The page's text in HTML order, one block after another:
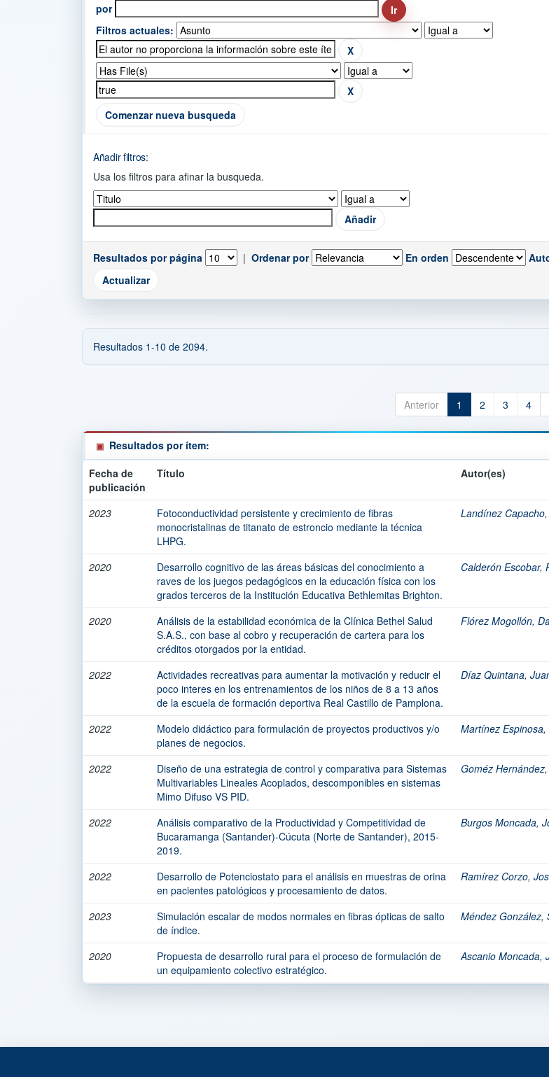
por
Filtros actuales:
Comenzar nueva busqueda
Añadir filtros:
Usa los filtros para afinar la busqueda.
Resultados por página | Ordenar por En orden
Resultados 1-10 de 2094.
Anterior 1 2 3 4
Resultados por ítem:
Fecha de
publicación
Título Autor(es)
2023
Fotoconductividad persistente y crecimiento de fibras
monocristalinas de titanato de estroncio mediante la técnica
LHPG.
Landínez
2020
Desarrollo cognitivo de las áreas básicas del conocimiento a
raves de los juegos pedagógicos en la educación física con los
grados terceros de la Institución Educativa Bethlemitas Brighton.
Calderón Escobar,
2020
Análisis de la estabilidad económica de la Clínica Bethel Salud
S.A.S., con base al cobro y recuperación de cartera para los
créditos otorgados por la entidad.
Flórez Mogollón,
2022
Actividades recreativas para aumentar la motivación y reducir el
poco interes en los entrenamientos de los niños de 8 a 13 años
de la escuela de formación deportiva Real Castillo de Pamplona.
Díaz Quintana,
2022
Modelo didáctico para formulación de proyectos productivos y/o
planes de negocios.
Martínez
2022
Diseño de una estrategia de control y comparativa para Sistemas
Multivariables Lineales Acoplados, descomponibles en sistemas
Mimo Difuso VS PID.
Goméz
2022
Análisis comparativo de la Productividad y Competitividad de
Bucaramanga (Santander)-Cúcuta (Norte de Santander), 2015-
2019.
Burgos Moncada,
2022
Desarrollo de Potenciostato para el análisis en muestras de orina
en pacientes patológicos y procesamiento de datos.
Ramírez Corzo,
2023
Simulación escalar de modos normales en fibras ópticas de salto
de índice.
Méndez González,
2020
Propuesta de desarrollo rural para el proceso de formulación de
un equipamiento colectivo estratégico.
Ascanio Moncada,